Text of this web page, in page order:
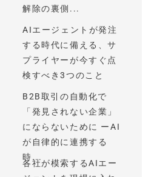
解除の裏側...
AIエージェントが発注
する時代に備える、サ
プライヤーが今すぐ点
検すべき3つのこと
B2B取引の自動化で
「発見されない企業」
にならないために ーAI
が自律的に連携する
時...
各社が模索するAIエー